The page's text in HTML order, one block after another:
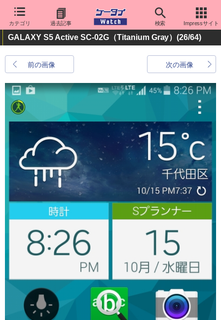
カテゴリ 過去記事 検索 Impressサイト
GALAXY S5 Active SC-02G（Titanium Gray）(26/64)
前の画像 次の画像